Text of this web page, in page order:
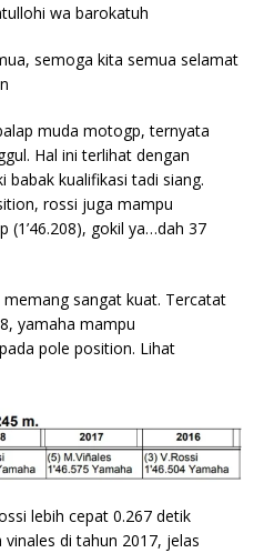
wa barokatuh
semoga kita semua selamat
muda motogp, ternyata
Hal ini terlihat dengan
babak kualifikasi tadi siang.
rossi juga mampu
gokil ya…dah 37
sangat kuat. Tercatat
yamaha mampu
pole position. Lihat
lebih cepat 0.267 detik
di tahun 2017, jelas